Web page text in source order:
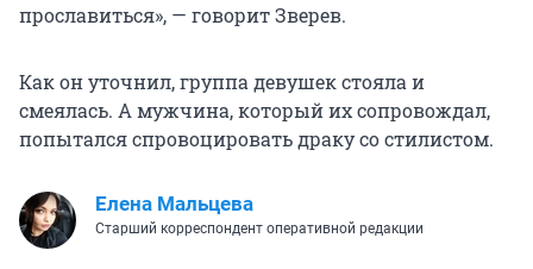
прославиться», — говорит Зверев.
Как он уточнил, группа девушек стояла и
смеялась. А мужчина, который их сопровождал,
попытался спровоцировать драку со стилистом.
Елена Мальцева
Старший корреспондент оперативной редакции